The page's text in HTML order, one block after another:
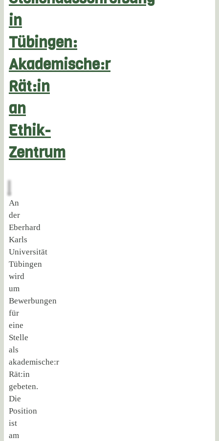
in
Tübingen:
Akademische:r
Rät:in
an
Ethik-
Zentrum
An
der
Eberhard
Karls
Universität
Tübingen
wird
um
Bewerbungen
für
eine
Stelle
als
akademische:r
Rät:in
gebeten.
Die
Position
ist
am